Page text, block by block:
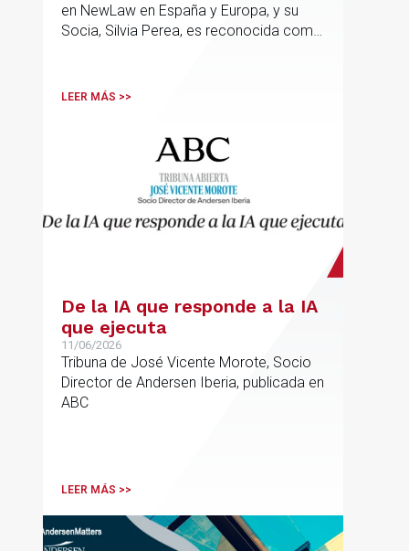
en NewLaw en España y Europa, y su
Socia, Silvia Perea, es reconocida como
LEER MÁS >>
De la IA que responde a la IA
que ejecuta
11/06/2026
Tribuna de José Vicente Morote, Socio
Director de Andersen Iberia, publicada en
ABC
LEER MÁS >>